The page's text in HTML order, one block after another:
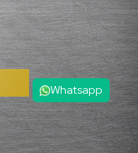
Whatsapp